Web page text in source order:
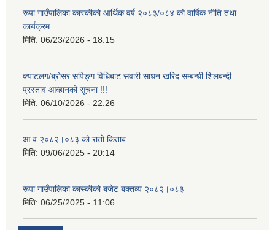
रूपा गाउँपालिका कास्कीको आर्थिक वर्ष २०८३/०८४ को वार्षिक नीति तथा
कार्यक्रम
मिति: 06/23/2026 - 18:15
क्याटलग/ब्रोसर सपिङ्ग विधिबाट सवारी साधन खरिद सम्बन्धी शिलबन्दी
प्रस्ताव आव्हानको सूचना !!!
मिति: 06/10/2026 - 22:26
आ.व २०८२।०८३ को रातो किताब
मिति: 09/06/2025 - 20:14
रूपा गाउँपालिका कास्कीको बजेट बक्तव्य २०८२।०८३
मिति: 06/25/2025 - 11:06